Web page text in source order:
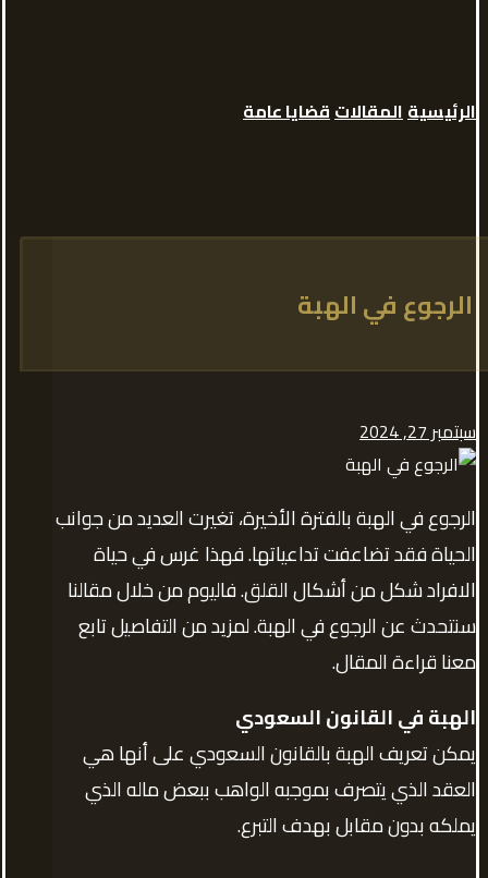
الرئيسيةالمقالاتقضايا عامة
الرجوع في الهبة
سبتمبر 27, 2024
الرجوع في الهبة بالفترة الأخيرة، تغيرت العديد من جوانب
الحياة فقد تضاعفت تداعياتها. فهذا غرس في حياة
الافراد شكل من أشكال القلق. فاليوم من خلال مقالنا
سنتحدث عن الرجوع في الهبة. لمزيد من التفاصيل تابع
معنا قراءة المقال.
الهبة في القانون السعودي
يمكن تعريف الهبة بالقانون السعودي على أنها هي
العقد الذي يتصرف بموجبه الواهب ببعض ماله الذي
يملكه بدون مقابل بهدف التبرع.